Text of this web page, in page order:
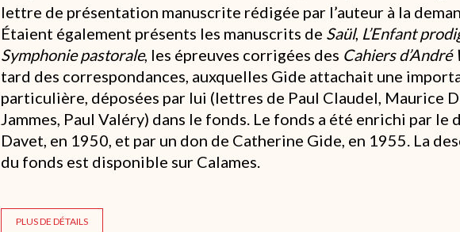
lettre de présentation manuscrite rédigée par l’auteur à la
Étaient également présents les manuscrits de Saül, L’Enfant
Symphonie pastorale, les épreuves corrigées des Cahiers d’André
tard des correspondances, auxquelles Gide attachait une
particulière, déposées par lui (lettres de Paul Claudel, Maurice
Jammes, Paul Valéry) dans le fonds. Le fonds a été enrichi par le
Davet, en 1950, et par un don de Catherine Gide, en 1955. La
du fonds est disponible sur Calames.
PLUS DE DÉTAILS